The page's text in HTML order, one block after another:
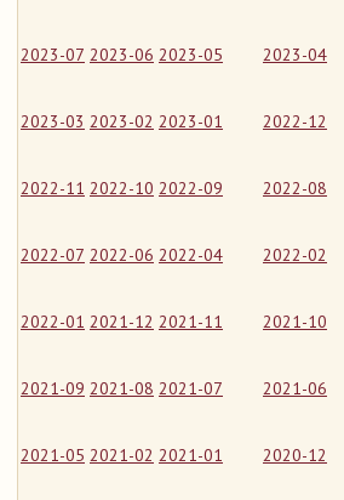
2023-07 2023-06 2023-05 2023-04
2023-03 2023-02 2023-01 2022-12
2022-11 2022-10 2022-09 2022-08
2022-07 2022-06 2022-04 2022-02
2022-01 2021-12 2021-11 2021-10
2021-09 2021-08 2021-07 2021-06
2021-05 2021-02 2021-01 2020-12